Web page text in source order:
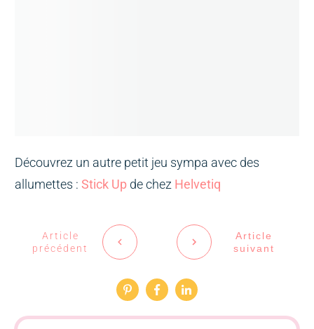
Découvrez un autre petit jeu sympa avec des
allumettes : Stick Up de chez Helvetiq
Article
précédent
Article
suivant